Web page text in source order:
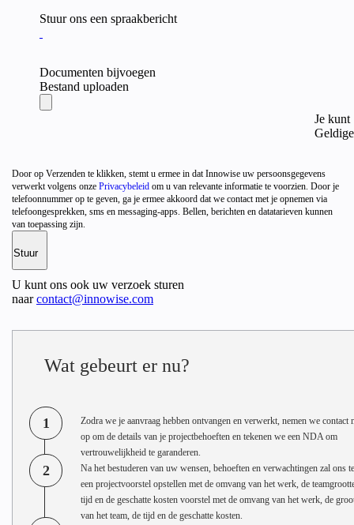
Stuur ons een spraakbericht
Documenten bijvoegen
Bestand uploaden
Je kunt
Door op Verzenden te klikken, stemt u ermee in dat Innowise uw persoonsgegevens
verwerkt volgens onze Privacybeleid om u van relevante informatie te voorzien. Door je
telefoonnummer op te geven, ga je ermee akkoord dat we contact met je opnemen via
telefoongesprekken, sms en messaging-apps. Bellen, berichten en datatarieven kunnen
van toepassing zijn.
U kunt ons ook uw verzoek sturen
naarcontact@innowise.com
Wat gebeurt er nu?
1
Zodra we je aanvraag hebben ontvangen en verwerkt, nemen we contact
op om de details van je projectbehoeften en tekenen we een NDA om
vertrouwelijkheid te garanderen.
2
Na het bestuderen van uw wensen, behoeften en verwachtingen zal ons
een projectvoorstel opstellen met de omvang van het werk, de
tijd en de geschatte kosten voorstel met de omvang van het werk, de
van het team, de tijd en de geschatte kosten.